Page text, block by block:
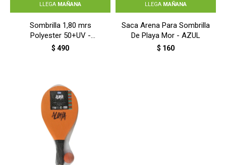
LLEGA MAÑANA
Sombrilla 1,80 mrs
Polyester 50+UV -
AZUL/BLANCO
$ 490
LLEGA MAÑANA
Saca Arena Para Sombrilla
De Playa Mor - AZUL
$ 160